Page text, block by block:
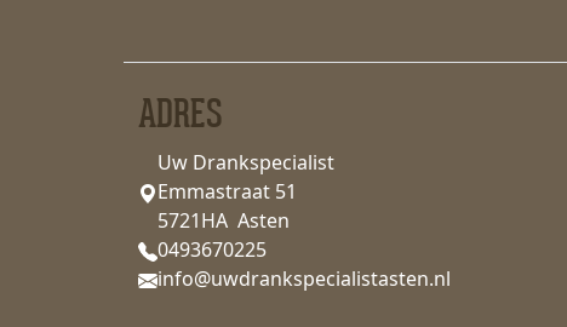
ADRES
Uw Drankspecialist
Emmastraat 51
5721HA Asten
0493670225
info@uwdrankspecialistasten.nl